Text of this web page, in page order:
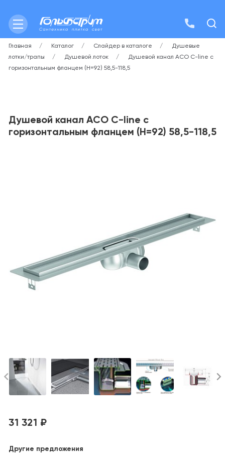
Главная Каталог Слайдер в каталоге
Душевые
лотки/трапы
Душевой лоток
Душевой канал ACO C-line с
горизонтальным фланцем (H=92) 58,5-118,5
Душевой канал ACO C-line с
горизонтальным фланцем (H=92) 58,5-118,5
31 321 ₽
Другие предложения